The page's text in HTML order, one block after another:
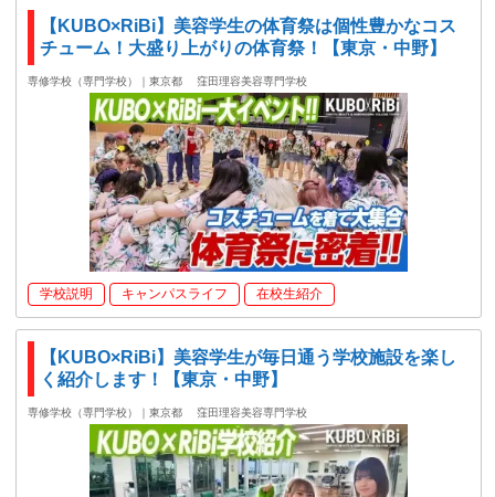
【KUBO×RiBi】美容学生の体育祭は個性豊かなコス
チューム！大盛り上がりの体育祭！【東京・中野】
専修学校（専門学校）｜東京都 窪田理容美容専門学校
学校説明 キャンパスライフ 在校生紹介
【KUBO×RiBi】美容学生が毎日通う学校施設を楽し
く紹介します！【東京・中野】
専修学校（専門学校）｜東京都 窪田理容美容専門学校